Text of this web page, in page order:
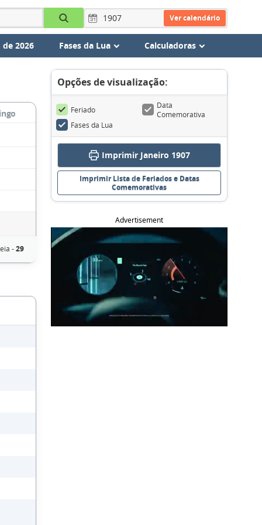
Ver calendário
2026 Fases da Lua Calculadoras
-29
Opções de visualização:
Feriado
Data
Comemorativa
Fases da Lua
Imprimir Janeiro 1907
Imprimir Lista de Feriados e Datas
Comemorativas
Advertisement